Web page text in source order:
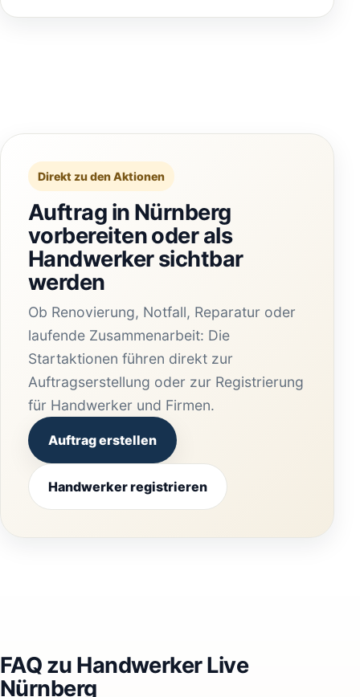
Direkt zu den Aktionen
Auftrag in Nürnberg
vorbereiten oder als
Handwerker sichtbar
werden
Ob Renovierung, Notfall, Reparatur oder
laufende Zusammenarbeit: Die
Startaktionen führen direkt zur
Auftragserstellung oder zur Registrierung
für Handwerker und Firmen.
Auftrag erstellen
Handwerker registrieren
FAQ zu Handwerker Live
Nürnberg